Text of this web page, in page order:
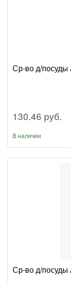
Ср-во д/
130.46 руб.
В наличии
Ср-во д/посуды